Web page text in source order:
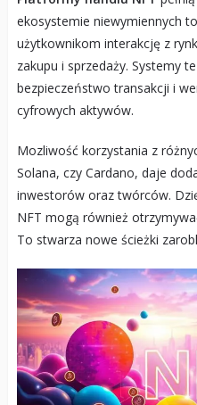
ekosystemie niewymiennych
użytkownikom interakcję z
zakupu i sprzedaży. Systemy
bezpieczeństwo transakcji i
cyfrowych aktywów.
Mozliwość korzystania z
Solana, czy Cardano, daje
inwestorów oraz twórców.
NFT mogą również
To stwarza nowe ścieżki